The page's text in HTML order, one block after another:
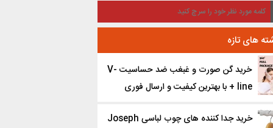
های تازه
خرید گن صورت و غبغب ضد حساسیت V-
line + با بهترین کیفیت و ارسال فوری
خرید جدا کننده ‌های چوب لباسی Joseph